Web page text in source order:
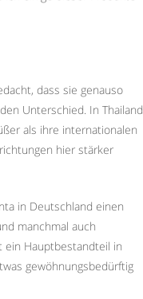
dass sie genauso
Unterschied. In Thailand
als ihre internationalen
hier stärker
in Deutschland einen
manchmal auch
ein Hauptbestandteil in
gewöhnungsbedürftig